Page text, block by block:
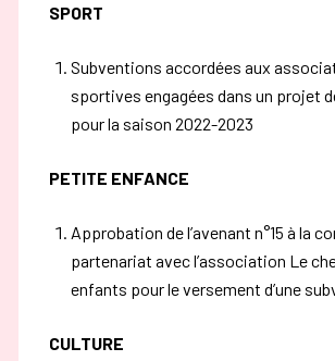
SPORT
Subventions accordées aux
sportives engagées dans un projet
pour la saison 2022-2023
PETITE ENFANCE
Approbation de l’avenant n°15 à la
partenariat avec l’association Le
enfants pour le versement d’une
CULTURE